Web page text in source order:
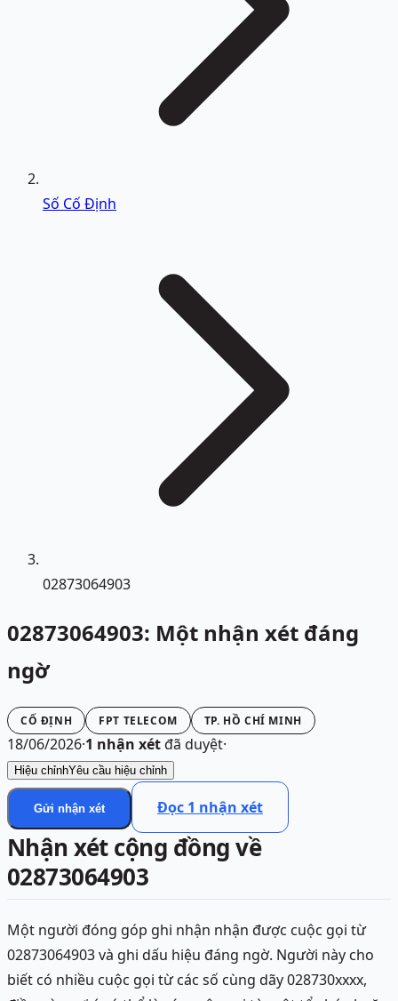
Số Cố Định
02873064903
02873064903: Một nhận xét đáng
ngờ
CỐ ĐỊNH FPT TELECOM TP. HỒ CHÍ MINH
18/06/2026·1 nhận xétđã duyệt·
Hiệu chỉnhYêu cầu hiệu chỉnh
Gửi nhận xét Đọc 1 nhận xét
Nhận xét cộng đồng về
02873064903
Một người đóng góp ghi nhận nhận được cuộc gọi từ
02873064903 và ghi dấu hiệu đáng ngờ. Người này cho
biết có nhiều cuộc gọi từ các số cùng dãy 028730xxxx,